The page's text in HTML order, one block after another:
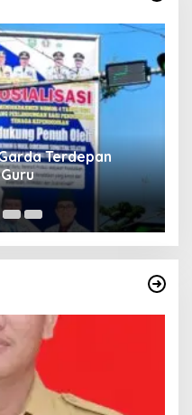
Terdepan